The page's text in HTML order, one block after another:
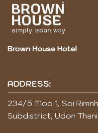
Brown House Hotel
ADDRESS:
234/5 Moo 1, Soi
Subdistrict, Udon